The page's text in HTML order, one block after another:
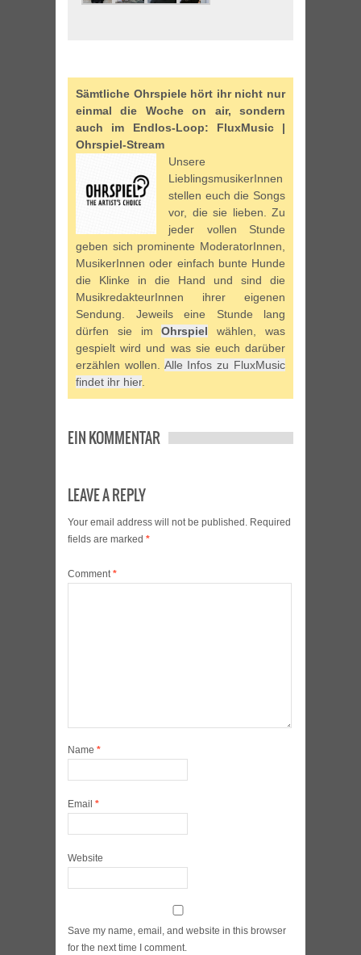
Sämtliche Ohrspiele hört ihr nicht nur
einmal die Woche on air, sondern
auch im Endlos-Loop: FluxMusic |
Ohrspiel-Stream
Unsere
LieblingsmusikerInnen
stellen euch die Songs
vor, die sie lieben. Zu
jeder vollen Stunde
geben sich prominente ModeratorInnen,
MusikerInnen oder einfach bunte Hunde
die Klinke in die Hand und sind die
MusikredakteurInnen ihrer eigenen
Sendung. Jeweils eine Stunde lang
dürfen sie imOhrspiel wählen, was
gespielt wird und was sie euch darüber
erzählen wollen. Alle Infos zu FluxMusic
findet ihr hier.
EIN KOMMENTAR
LEAVE A REPLY
Your email address will not be published. Required
fields are marked *
Comment*
Name *
Email *
Website
Save my name, email, and website in this browser
for the next time I comment.